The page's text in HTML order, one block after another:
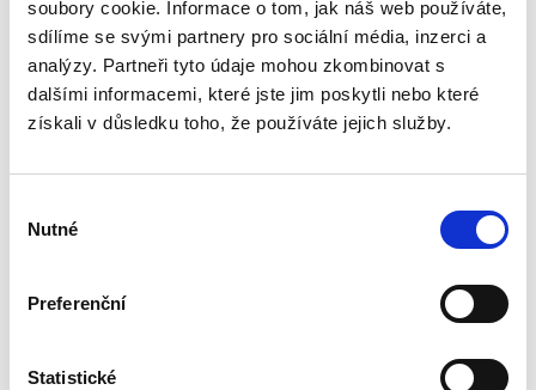
soubory cookie. Informace o tom, jak náš web používáte,
sdílíme se svými partnery pro sociální média, inzerci a
analýzy. Partneři tyto údaje mohou zkombinovat s
dalšími informacemi, které jste jim poskytli nebo které
získali v důsledku toho, že používáte jejich služby.
souhlasu
Nutné
Preferenční
Statistické
obchodního práva. Do výkladu jsou zahrnuty i
některé významné veřejnoprávní...
Úvod do
7. vydání